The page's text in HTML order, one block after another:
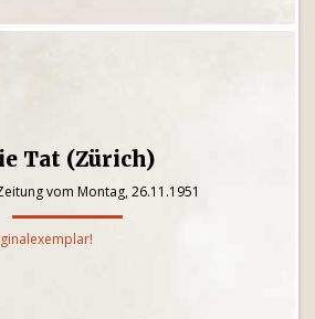
Tat (Zürich)
vom Montag, 26.11.1951